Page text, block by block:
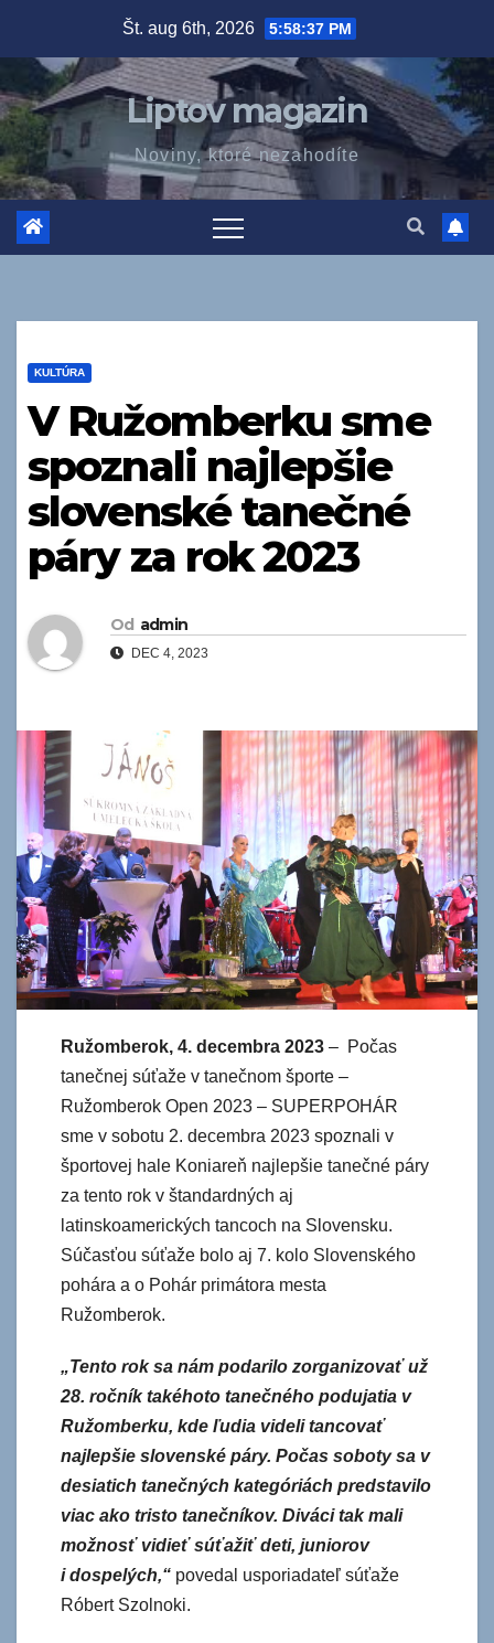
obsah
Št. aug 6th, 2026 5:58:38 PM
Liptov magazin
Noviny, ktoré nezahodíte
KULTÚRA
V Ružomberku sme
spoznali najlepšie
slovenské tanečné
páry za rok 2023
Od admin
DEC 4, 2023
Ružomberok, 4. decembra 2023 – Počas
tanečnej súťaže v tanečnom športe –
Ružomberok Open 2023 – SUPERPOHÁR
sme v sobotu 2. decembra 2023 spoznali v
športovej hale Koniareň najlepšie tanečné páry
za tento rok v štandardných aj
latinskoamerických tancoch na Slovensku.
Súčasťou súťaže bolo aj 7. kolo Slovenského
pohára a o Pohár primátora mesta
Ružomberok.
„Tento rok sa nám podarilo zorganizovať už
28. ročník takéhoto tanečného podujatia v
Ružomberku, kde ľudia videli tancovať
najlepšie slovenské páry. Počas soboty sa v
desiatich tanečných kategóriách predstavilo
viac ako tristo tanečníkov. Diváci tak mali
možnosť vidieť súťažiť deti, juniorov
i dospelých,“ povedal usporiadateľ súťaže
Róbert Szolnoki.